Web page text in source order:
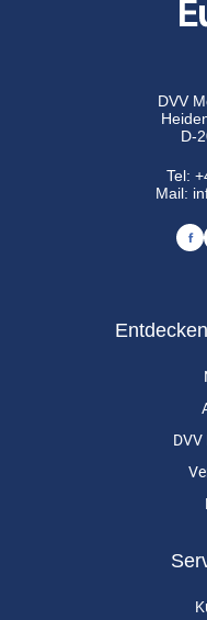
DVV
D-
Tel:
Mail: